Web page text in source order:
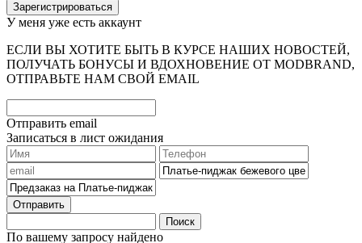
У меня уже есть аккаунт
ЕСЛИ ВЫ ХОТИТЕ БЫТЬ В КУРСЕ НАШИХ НОВОСТЕЙ,
ПОЛУЧАТЬ БОНУСЫ И ВДОХНОВЕНИЕ ОТ MODBRAND,
ОТПРАВЬТЕ НАМ СВОЙ EMAIL
Отправить email
Записаться в лист ожидания
Отправить
Поиск
По вашему запросу найдено